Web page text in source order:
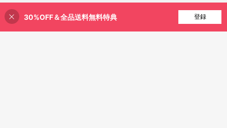
18% 割引！ 買い物かごに追加
30%OFF＆全品送料無料特典 登録